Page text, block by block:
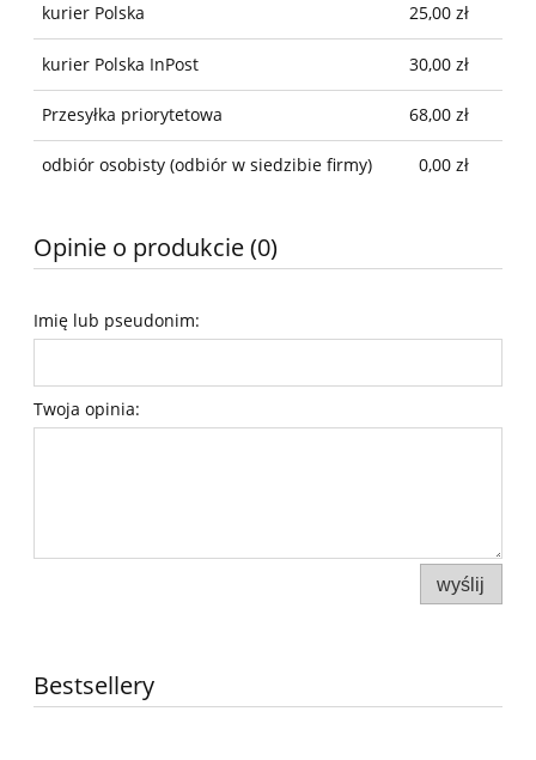
kurier Polska 25,00 zł
kurier Polska InPost 30,00 zł
Przesyłka priorytetowa 68,00 zł
odbiór osobisty (odbiór w siedzibie firmy) 0,00 zł
Opinie o produkcie (0)
Imię lub pseudonim:
Twoja opinia:
wyślij
Bestsellery